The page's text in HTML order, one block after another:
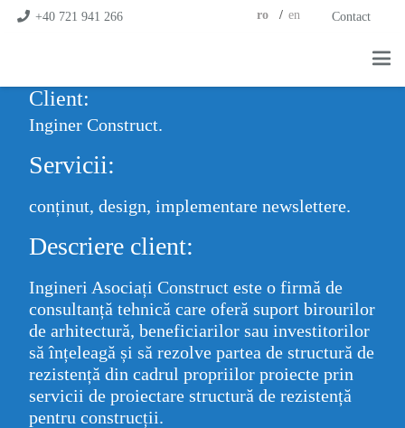
+40 721 941 266 ro en Contact
Client:
Inginer Construct.
Servicii:
conținut, design, implementare newslettere.
Descriere client:
Ingineri Asociați Construct este o firmă de
consultanță tehnică care oferă suport birourilor
de arhitectură, beneficiarilor sau investitorilor
să înțeleagă și să rezolve partea de structură de
rezistență din cadrul propriilor proiecte prin
servicii de proiectare structură de rezistență
pentru construcții.